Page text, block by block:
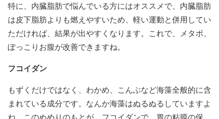
特に、内臓脂肪で悩んでいる方にはオススメで、内臓脂肪
は皮下脂肪よりも燃えやすいため、軽い運動と併用してい
ただければ、結果が出やすくなります。これで、メタボ、
ぽっこりお腹が改善できますね。
フコイダン
もずくだけではなく、わかめ、こんぶなど海藻全般的に含
まれている成分です。なんか海藻はぬるぬるしていますよ
ね。このぬめりのもとが、フコイダンで、胃の粘膜の保